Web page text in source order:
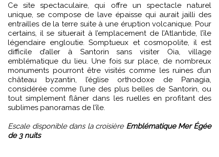
Ce site spectaculaire, qui offre un spectacle naturel
unique, se compose de lave épaisse qui aurait jailli des
entrailles de la terre suite à une éruption volcanique. Pour
certains, il se situerait à l’emplacement de l’Atlantide, l’île
légendaire engloutie. Somptueux et cosmopolite, il est
difficile d’aller à Santorin sans visiter Oia, village
emblématique du lieu. Une fois sur place, de nombreux
monuments pourront être visités comme les ruines d’un
château byzantin, l’église orthodoxe de Panagia,
considérée comme l’une des plus belles de Santorin, ou
tout simplement flâner dans les ruelles en profitant des
sublimes panoramas de l’île.
Escale disponible dans la croisière Emblématique Mer Égée
de 3 nuits